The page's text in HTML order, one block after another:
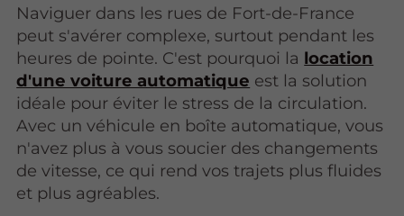
Naviguer dans les rues de Fort-de-France
peut s'avérer complexe, surtout pendant les
heures de pointe. C'est pourquoi la location
d'une voiture automatique est la solution
idéale pour éviter le stress de la circulation.
Avec un véhicule en boîte automatique, vous
n'avez plus à vous soucier des changements
de vitesse, ce qui rend vos trajets plus fluides
et plus agréables.